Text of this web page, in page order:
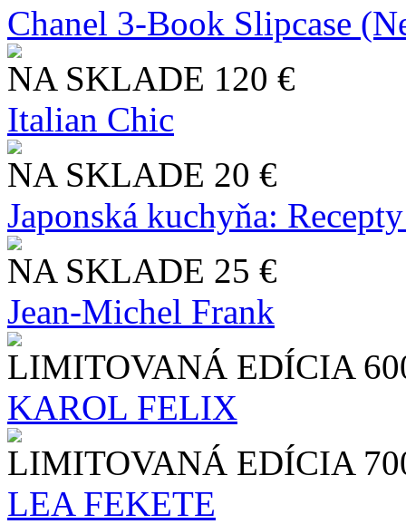
Chanel 3-Book Slipcase
NA SKLADE 120 €
Italian Chic
NA SKLADE 20 €
Japonská kuchyňa:
NA SKLADE 25 €
Jean-Michel Frank
LIMITOVANÁ EDÍCIA
KAROL FELIX
LIMITOVANÁ EDÍCIA
LEA FEKETE